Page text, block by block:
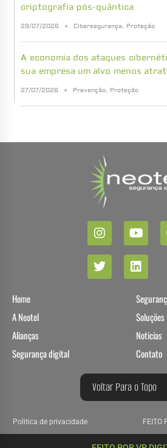
criptografia pós-quântica
29/07/2026 Cibersegurança, Proteção
A economia dos ataques
sua empresa um alvo menos
27/07/2026 Prevenção, Proteção
Home
A Neotel
Alianças
Segurança digital
Soluções
Noticias
Contato
Voltar Para o Topo
Politica de privacidade FEITO